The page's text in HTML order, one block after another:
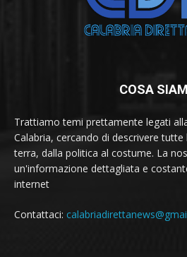
COSA
Trattiamo temi prettamente legati
Calabria, cercando di descrivere
terra, dalla politica al costume. La
un'informazione dettagliata e
internet
Contattaci: